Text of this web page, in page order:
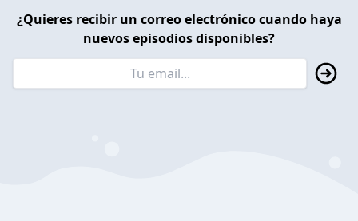
¿Quieres recibir un correo electrónico cuando haya
nuevos episodios disponibles?